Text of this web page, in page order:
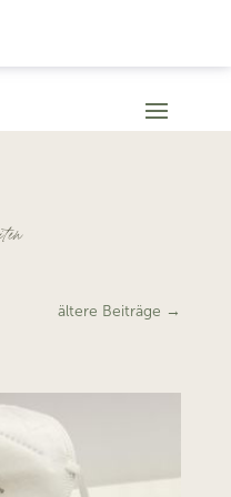
ältere Beiträge →